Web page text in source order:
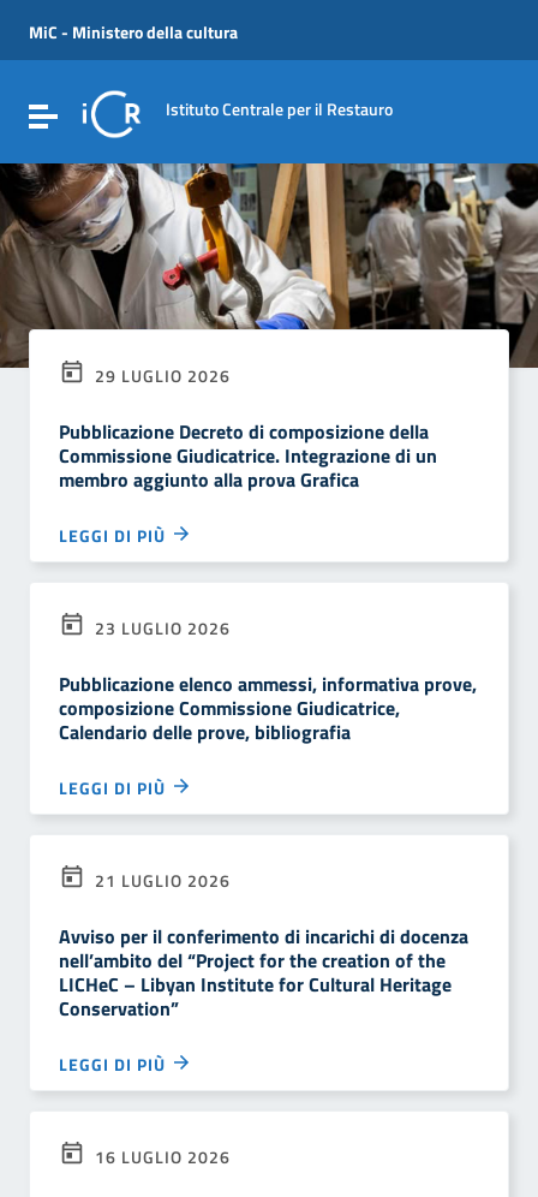
Vai al menu di navigazione
Vai al footer
MiC - Ministero della cultura
Attiva / disattiva la navigazione
Istituto Centrale per il Restauro
29 LUGLIO 2026
Pubblicazione Decreto di composizione della
Commissione Giudicatrice. Integrazione di un
membro aggiunto alla prova Grafica
LEGGI DI PIÙ
23 LUGLIO 2026
Pubblicazione elenco ammessi, informativa prove,
composizione Commissione Giudicatrice,
Calendario delle prove, bibliografia
LEGGI DI PIÙ
21 LUGLIO 2026
Avviso per il conferimento di incarichi di docenza
nell’ambito del “Project for the creation of the
LICHeC – Libyan Institute for Cultural Heritage
Conservation”
LEGGI DI PIÙ
16 LUGLIO 2026